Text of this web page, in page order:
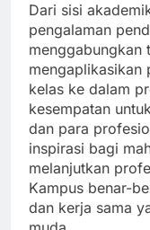
Dari sisi
pengalaman
menggabungkan
mengaplikasikan
kelas ke dalam
kesempatan
dan para
inspirasi bagi
melanjutkan
Kampus benar-
dan kerja sama